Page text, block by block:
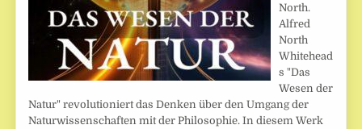
North.
Alfred
North
Whitehead
s "Das
Wesen der
Natur" revolutioniert das Denken über den Umgang der
Naturwissenschaften mit der Philosophie. In diesem Werk